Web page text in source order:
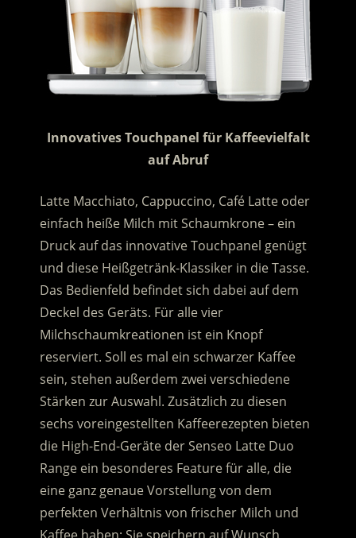
Innovatives Touchpanel für Kaffeevielfalt
auf Abruf
Latte Macchiato, Cappuccino, Café Latte oder
einfach heiße Milch mit Schaumkrone – ein
Druck auf das innovative Touchpanel genügt
und diese Heißgetränk-Klassiker in die Tasse.
Das Bedienfeld befindet sich dabei auf dem
Deckel des Geräts. Für alle vier
Milchschaumkreationen ist ein Knopf
reserviert. Soll es mal ein schwarzer Kaffee
sein, stehen außerdem zwei verschiedene
Stärken zur Auswahl. Zusätzlich zu diesen
sechs voreingestellten Kaffeerezepten bieten
die High-End-Geräte der Senseo Latte Duo
Range ein besonderes Feature für alle, die
eine ganz genaue Vorstellung von dem
perfekten Verhältnis von frischer Milch und